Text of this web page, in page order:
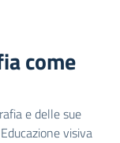
come
e delle sue
visiva